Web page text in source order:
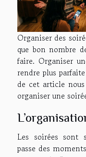
Organiser des
que bon nombre
faire. Organiser
rendre plus
de cet article
organiser une
Les soirées sont
passe des